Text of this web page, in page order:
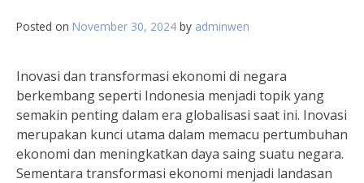
Posted on November 30, 2024 by adminwen
Inovasi dan transformasi ekonomi di negara
berkembang seperti Indonesia menjadi topik yang
semakin penting dalam era globalisasi saat ini. Inovasi
merupakan kunci utama dalam memacu pertumbuhan
ekonomi dan meningkatkan daya saing suatu negara.
Sementara transformasi ekonomi menjadi landasan